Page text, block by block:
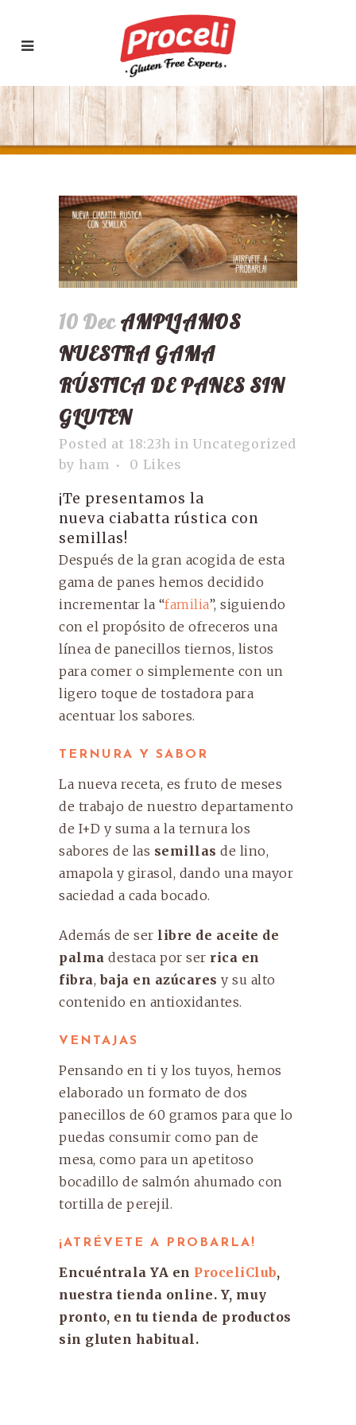
10 DecAMPLIAMOS
NUESTRA GAMA
RÚSTICA DE PANES SIN
GLUTEN
Posted at 18:23h in Uncategorized
by ham 0 Likes
¡Te presentamos la
nueva ciabatta rústica con
semillas!
Después de la gran acogida de esta
gama de panes hemos decidido
incrementar la “familia”, siguiendo
con el propósito de ofreceros una
línea de panecillos tiernos, listos
para comer o simplemente con un
ligero toque de tostadora para
acentuar los sabores.
TERNURA Y SABOR
La nueva receta, es fruto de meses
de trabajo de nuestro departamento
de I+D y suma a la ternura los
sabores de las semillas de lino,
amapola y girasol, dando una mayor
saciedad a cada bocado.
Además de ser libre de aceite de
palma destaca por ser rica en
fibra,baja en azúcares y su alto
contenido en antioxidantes.
VENTAJAS
Pensando en ti y los tuyos, hemos
elaborado un formato de dos
panecillos de 60 gramos para que lo
puedas consumir como pan de
mesa, como para un apetitoso
bocadillo de salmón ahumado con
tortilla de perejil.
¡ATRÉVETE A PROBARLA!
Encuéntrala YA en ProceliClub,
nuestra tienda online. Y, muy
pronto, en tu tienda de productos
sin gluten habitual.